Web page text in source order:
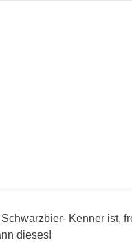
Kenner ist,
dieses!